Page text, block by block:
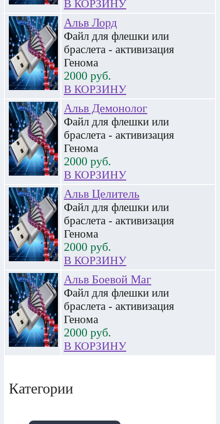
В КОРЗИНУ
Альв Лорд
Файл для флешки или
браслета - активизация
Генома
2000 руб.
В КОРЗИНУ
Альв Демонолог
Файл для флешки или
браслета - активизация
Генома
2000 руб.
В КОРЗИНУ
Альв Целитель
Файл для флешки или
браслета - активизация
Генома
2000 руб.
В КОРЗИНУ
Альв Боевой Маг
Файл для флешки или
браслета - активизация
Генома
2000 руб.
В КОРЗИНУ
Категории